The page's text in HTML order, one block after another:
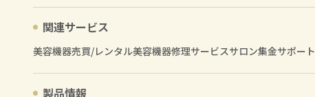
関連サービス
美容機器売買/レンタル美容機器修理サービスサロン集金サポート
製品情報